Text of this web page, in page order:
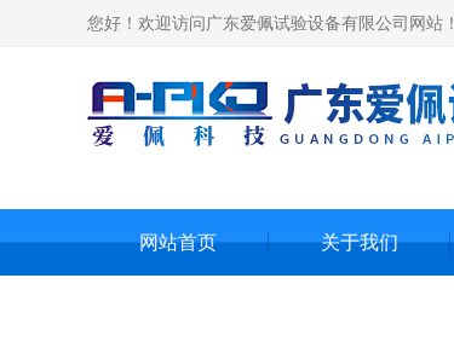
您好！欢迎访问广东爱佩试验设备有限公司网站！
网站首页 关于我们